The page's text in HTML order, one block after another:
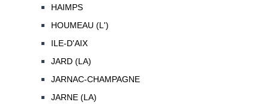
HAIMPS
HOUMEAU (L')
ILE-D'AIX
JARD (LA)
JARNAC-CHAMPAGNE
JARNE (LA)